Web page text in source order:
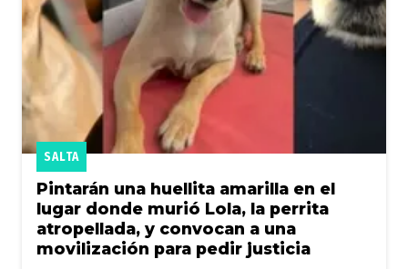
Pintarán una huellita amarilla en el
lugar donde murió Lola, la perrita
atropellada, y convocan a una
movilización para pedir justicia
SALTA